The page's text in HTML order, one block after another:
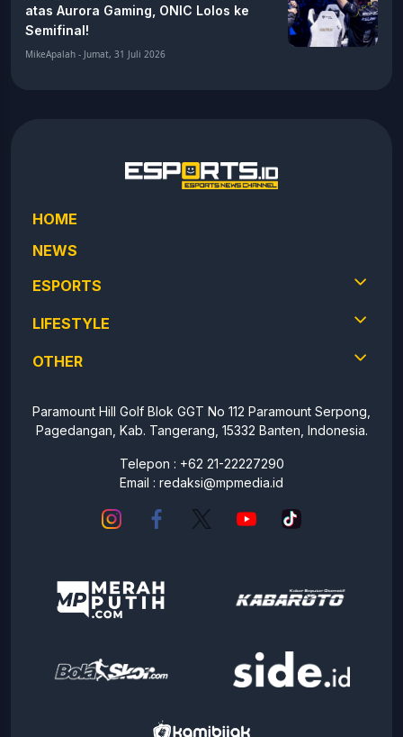
atas Aurora Gaming, ONIC Lolos ke
Semifinal!
MikeApalah - Jumat, 31 Juli 2026
HOME
NEWS
ESPORTS
LIFESTYLE
OTHER
Paramount Hill Golf Blok GGT No 112 Paramount Serpong,
Pagedangan, Kab. Tangerang, 15332 Banten, Indonesia.
Telepon : +62 21-22227290
Email : redaksi@mpmedia.id